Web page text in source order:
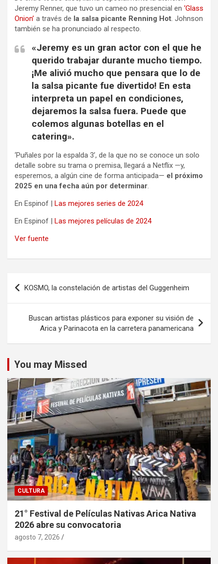
Jeremy Renner, que tuvo un cameo no presencial en ‘Glass
Onion’ a través de la salsa picante Renning Hot. Johnson
también se ha pronunciado al respecto.
«Jeremy es un gran actor con el que he
querido trabajar durante mucho tiempo.
¡Me alivió mucho que pensara que lo de
la salsa picante fue divertido! En esta
interpreta un papel en condiciones,
dejaremos la salsa fuera. Puede que
colemos algunas botellas en el
catering».
‘Puñales por la espalda 3’, de la que no se conoce un solo
detalle sobre su trama o premisa, llegará a Netflix —y,
esperemos, a algún cine de forma anticipada— el próximo
2025 en una fecha aún por determinar.
En Espinof | Las mejores series de 2024
En Espinof | Las mejores películas de 2024
Ver fuente
Navegación
de
entradas
KOSMO, la constelación de artistas del Guggenheim
Buscan artistas plásticos para exponer su visión de
Arica y Parinacota en la carretera panamericana
You may Missed
CULTURA
21° Festival de Películas Nativas Arica Nativa
2026 abre su convocatoria
agosto 7, 2026